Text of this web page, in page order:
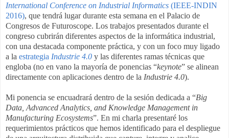
International Conference on Industrial Informatics (IEEE-INDIN
2016), que tendrá lugar durante esta semana en el Palacio de
Congresos de Futuroscope. Los trabajos presentados durante el
congreso cubrirán diferentes aspectos de la informática industrial,
con una destacada componente práctica, y con un foco muy ligado
a la estrategia Industrie 4.0 y las diferentes ramas técnicas que
engloba (no en vano la mayoría de ponencias “keynote” se alinean
directamente con aplicaciones dentro de la Industrie 4.0).
Mi ponencia se encuadrará dentro de la sesión dedicada a “Big
Data, Advanced Analytics, and Knowledge Management in
Manufacturing Ecosystems”. En mi charla presentaré los
requerimientos prácticos que hemos identificado para el despliegue